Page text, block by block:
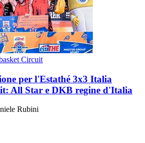
Circuit
per l'Estathé 3x3 Italia
All Star e DKB regine d'Italia
Rubini